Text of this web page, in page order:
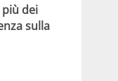
dei
sulla